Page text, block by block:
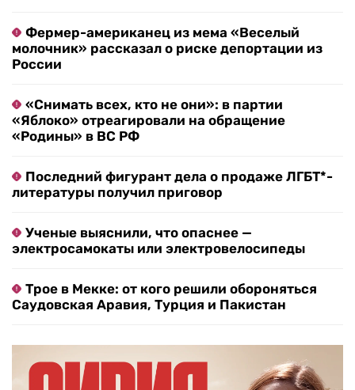
Фермер-американец из мема «Веселый
молочник» рассказал о риске депортации из
России
«Снимать всех, кто не они»: в партии
«Яблоко» отреагировали на обращение
«Родины» в ВС РФ
Последний фигурант дела о продаже ЛГБТ*-
литературы получил приговор
Ученые выяснили, что опаснее —
электросамокаты или электровелосипеды
Трое в Мекке: от кого решили обороняться
Саудовская Аравия, Турция и Пакистан